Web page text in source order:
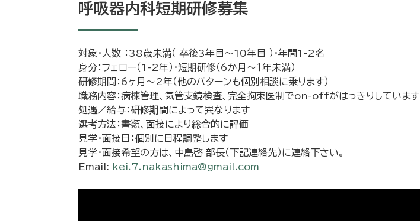
呼吸器内科短期研修募集
対象・人数 ：38歳未満（ 卒後3年目〜10年目 ）・年間1-2名
身分：フェロー（1-2年）・短期研修（6か月～１年未満）
研修期間：6ヶ月〜2年（他のパターンも個別相談に乗ります）
職務内容：病棟管理、気管支鏡検査、完全拘束医制でon-offがはっきりしています
処遇／給与：研修期間によって異なります
選考方法：書類、面接により総合的に評価
見学・面接日：個別に日程調整します
見学・面接希望の方は、中島啓 部長（下記連絡先）に連絡下さい。
Email: kei.7.nakashima@gmail.com